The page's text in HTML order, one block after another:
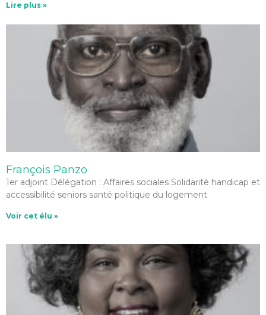
Lire plus »
François Panzo
1er adjoint Délégation : Affaires sociales Solidarité handicap et
accessibilité seniors santé politique du logement
Voir cet élu »